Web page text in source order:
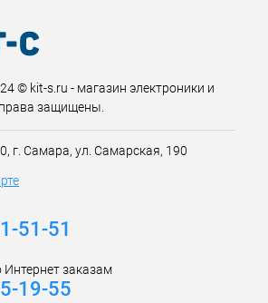
© kit-s.ru - магазин электроники и
защищены.
г. Самара, ул. Самарская, 190
51-51
заказам
19-55